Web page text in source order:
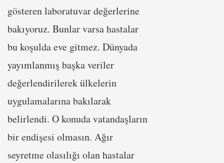
gösteren laboratuvar değerlerine
bakıyoruz. Bunlar varsa hastalar
bu koşulda eve gitmez. Dünyada
yayımlanmış başka veriler
değerlendirilerek ülkelerin
uygulamalarına bakılarak
belirlendi. O konuda vatandaşların
bir endişesi olmasın. Ağır
seyretme olasılığı olan hastalar